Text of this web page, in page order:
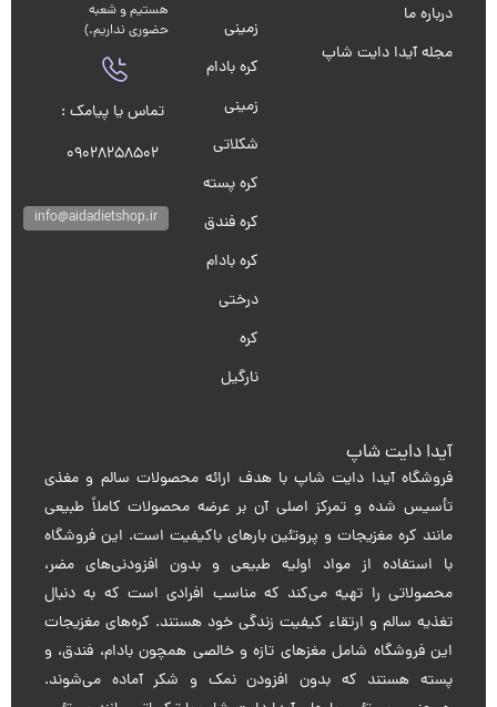
درباره ما
مجله آیدا دایت شاپ
زمینی
کره بادام
زمینی
شکلاتی
کره پسته
کره فندق
کره بادام
درختی
کره
نارگیل
هستیم و شعبه
حضوری نداریم.)
تماس یا پیامک :
09028258502
info@aidadietshop.ir
آیدا دایت شاپ
فروشگاه آیدا دایت شاپ با هدف ارائه محصولات سالم و مغذی
تأسیس شده و تمرکز اصلی آن بر عرضه محصولات کاملاً طبیعی
مانند کره مغزیجات و پروتئین بارهای باکیفیت است. این فروشگاه
با استفاده از مواد اولیه طبیعی و بدون افزودنی‌های مضر،
محصولاتی را تهیه می‌کند که مناسب افرادی است که به دنبال
تغذیه سالم و ارتقاء کیفیت زندگی خود هستند. کره‌های مغزیجات
این فروشگاه شامل مغزهای تازه و خالصی همچون بادام، فندق، و
پسته هستند که بدون افزودن نمک و شکر آماده می‌شوند.